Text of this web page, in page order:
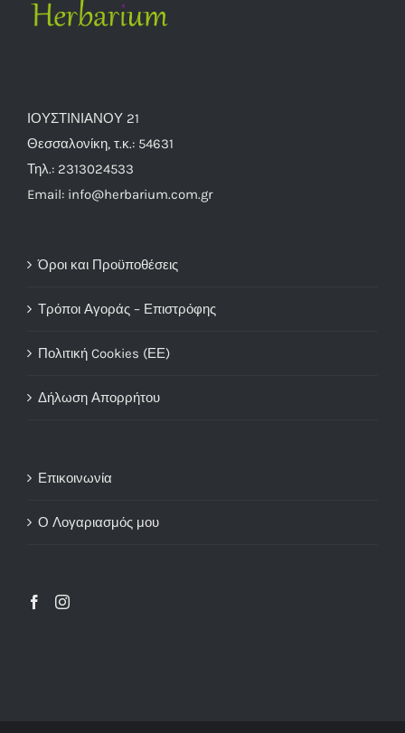
ΙΟΥΣΤΙΝΙΑΝΟΥ 21
Θεσσαλονίκη, τ.κ.: 54631
Τηλ.: 2313024533
Email: info@herbarium.com.gr
Όροι και Προϋποθέσεις
Τρόποι Αγοράς – Επιστρόφης
Πολιτική Cookies (ΕΕ)
Δήλωση Απορρήτου
Επικοινωνία
Ο Λογαριασμός μου